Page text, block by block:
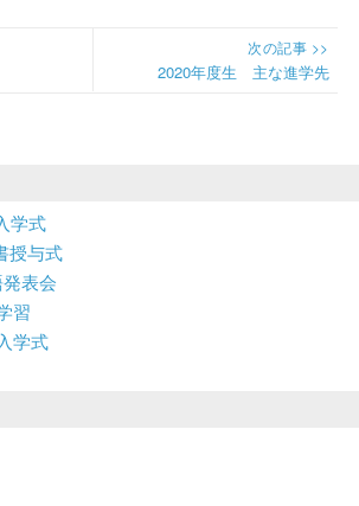
次の記事 >>
2020年度生 主な進学先
学式
授与式
表会
習
学式